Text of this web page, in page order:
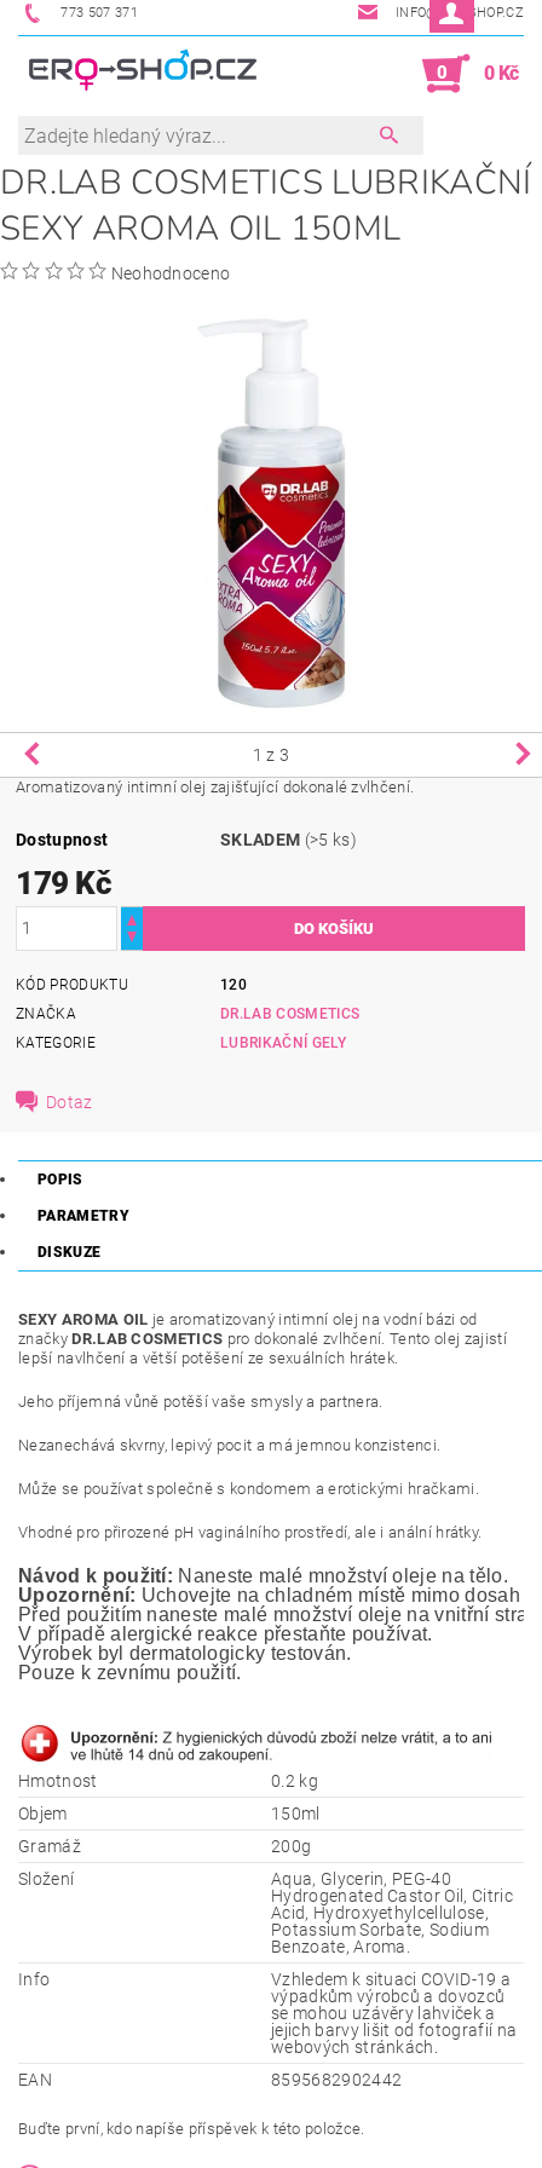
773 507 371 INFO@ERO-SHOP.CZ
0 0 Kč
DR.LAB COSMETICS LUBRIKAČNÍ
SEXY AROMA OIL 150ML
Neohodnoceno
1 z 3
Aromatizovaný intimní olej zajišťující dokonalé zvlhčení.
Dostupnost SKLADEM (>5 ks)
179 Kč
KÓD PRODUKTU
120
ZNAČKA
DR.LAB COSMETICS
KATEGORIE
LUBRIKAČNÍ GELY
Dotaz
POPIS
PARAMETRY
DISKUZE
SEXY AROMA OIL je aromatizovaný intimní olej na vodní bázi od
značkyDR.LAB COSMETICS pro dokonalé zvlhčení. Tento olej zajistí
lepší navlhčení a větší potěšení ze sexuálních hrátek.
Jeho příjemná vůně potěší vaše smysly a partnera.
Nezanechává skvrny, lepivý pocit a má jemnou konzistenci.
Může se používat společně s kondomem a erotickými hračkami.
Vhodné pro přirozené pH vaginálního prostředí, ale i anální hrátky.
Návod k použití: Naneste malé množství oleje na tělo.
Upozornění: Uchovejte na chladném místě mimo dosah
Před použitím naneste malé množství oleje na vnitřní
V případě alergické reakce přestaňte používat.
Výrobek byl dermatologicky testován.
Pouze k zevnímu použití.
Hmotnost
0.2 kg
Objem
150ml
Gramáž
200g
Složení
Aqua, Glycerin, PEG-40
Hydrogenated Castor Oil, Citric
Acid, Hydroxyethylcellulose,
Potassium Sorbate, Sodium
Benzoate, Aroma.
Info
Vzhledem k situaci COVID-19 a
výpadkům výrobců a dovozců
se mohou uzávěry lahviček a
jejich barvy lišit od fotografií na
webových stránkách.
EAN
8595682902442
Buďte první, kdo napíše příspěvek k této položce.